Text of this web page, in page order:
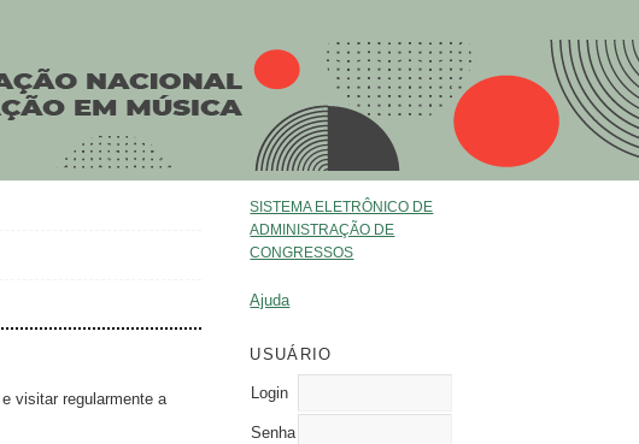
SISTEMA ELETRÔNICO DE
ADMINISTRAÇÃO DE
CONGRESSOS
Ajuda
USUÁRIO
Login
Senha
, e visitar regularmente a